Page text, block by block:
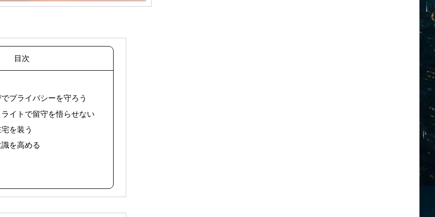
目次
プライバシーを守ろう
イトで留守を悟らせない
を装う
を高める